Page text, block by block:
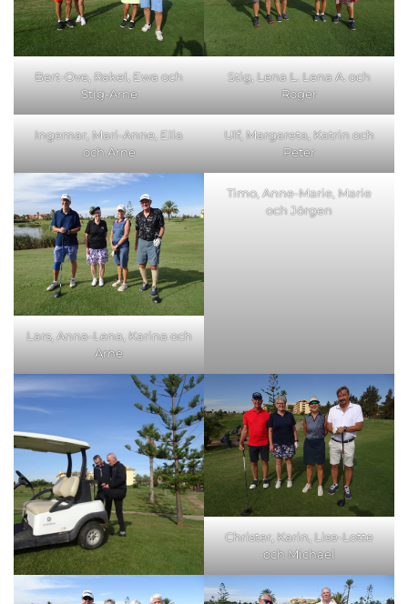
Bert-Ove, Rakel, Ewa och
Stig-Arne
Stig, Lena L. Lena A. och
Roger
Ingemar, Mari-Anne, Ella
och Arne
Ulf, Margareta, Katrin och
Peter
Lars, Anna-Lena, Karina och
Arne
Timo, Anne-Marie, Marie
och Jörgen
Christer, Karin, Lise-Lotte
och Michael